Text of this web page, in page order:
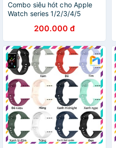
Combo siêu hót cho Apple
Watch series 1/2/3/4/5
200.000 đ